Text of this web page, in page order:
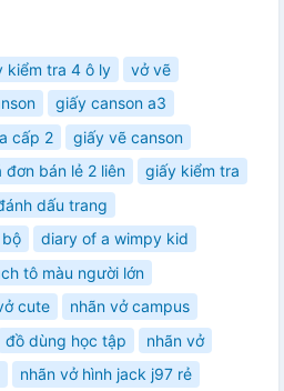
kiểm tra 4 ô ly
vở vẽ
giấy canson a3
cấp 2
giấy vẽ canson
đơn bán lẻ 2 liên
giấy kiểm tra
dấu trang
diary of a wimpy kid
tô màu người lớn
cute
nhãn vở campus
đồ dùng học tập
nhãn vở
nhãn vở hình jack j97 rẻ